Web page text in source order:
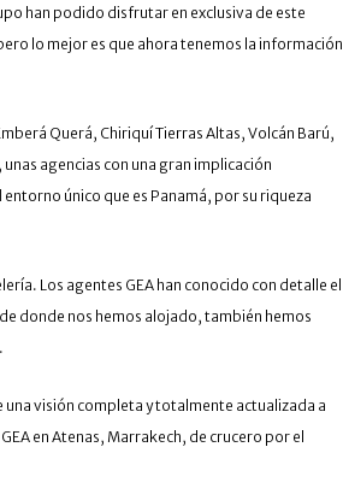
han podido disfrutar en exclusiva de este
lo mejor es que ahora tenemos la información
Querá, Chiriquí Tierras Altas, Volcán Barú,
agencias con una gran implicación
único que es Panamá, por su riqueza
Los agentes GEA han conocido con detalle el
donde nos hemos alojado, también hemos
visión completa y totalmente actualizada a
en Atenas, Marrakech, de crucero por el